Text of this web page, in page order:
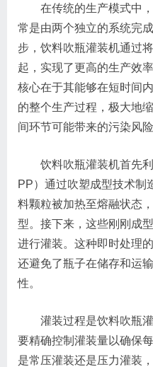
在传统的生产模式中
常是由两个独立的系统完
步，饮料吹瓶灌装机通过
起，实现了更高的生产效
核心在于其能够在短时间
的整个生产过程，极大地
间环节可能带来的污染风险
饮料吹瓶灌装机首先
PP）通过吹塑成型技术制
料颗粒被加热至熔融状态
型。接下来，这些刚刚成
进行灌装。这种即时处理
还避免了瓶子在储存和运
性。
灌装过程是饮料吹瓶
要精确控制灌装量以确保
是常压灌装还是压力灌装